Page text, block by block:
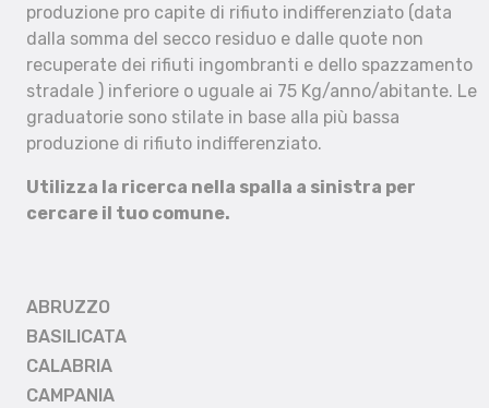
produzione pro capite di rifiuto indifferenziato (data
dalla somma del secco residuo e dalle quote non
recuperate dei rifiuti ingombranti e dello spazzamento
stradale ) inferiore o uguale ai 75 Kg/anno/abitante. Le
graduatorie sono stilate in base alla più bassa
produzione di rifiuto indifferenziato.
Utilizza la ricerca nella spalla a sinistra per
cercare il tuo comune.
ABRUZZO
BASILICATA
CALABRIA
CAMPANIA